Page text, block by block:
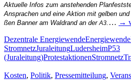
Aktu­el­le Infos zum anste­hen­den
Anspra­chen und eine Akti­on mit gel­ben
ßen Ban­ner am Wald­rand an der A3 … →
Dezentrale EnergiewendeEnergiewende
StromnetzJuraleitungLudersheimP53
(Juraleitung)ProtestaktionenStromnetz
Kosten, Politik, Pressemitteilung,